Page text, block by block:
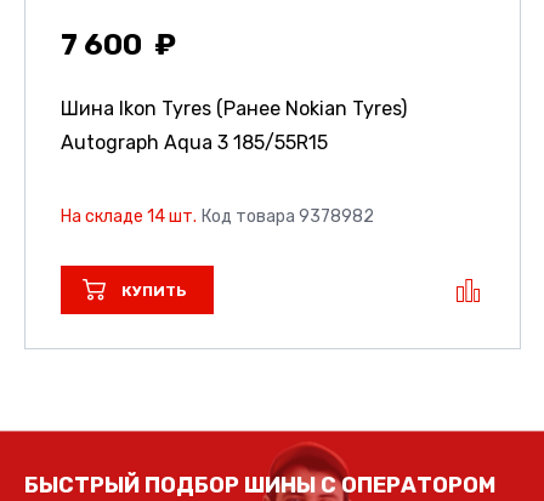
7 600
Шина Ikon Tyres (Ранее Nokian Tyres)
Autograph Aqua 3 185/55R15
На складе 14 шт. Код товара 9378982
КУПИТЬ
БЫСТРЫЙ ПОДБОР ШИНЫ С ОПЕРАТОРОМ